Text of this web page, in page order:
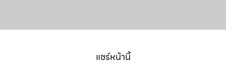
แชร์หน้านี้